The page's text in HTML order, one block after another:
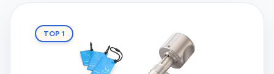
TOP 1